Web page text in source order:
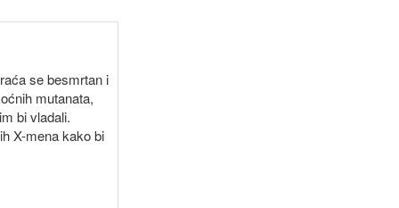
se besmrtan i
mutanata,
bi vladali.
X-mena kako bi